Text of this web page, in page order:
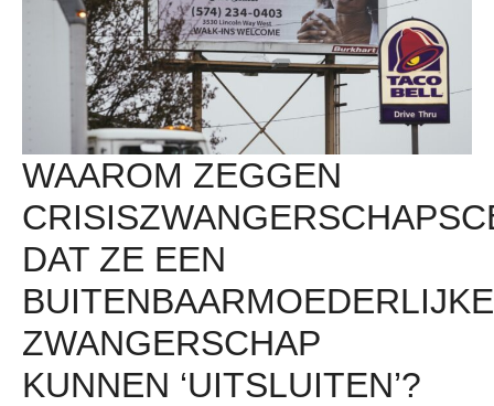
WAAROM ZEGGEN
DAT ZE EEN
BUITENBAARMOEDERLIJKE
ZWANGERSCHAP
KUNNEN ‘UITSLUITEN’?